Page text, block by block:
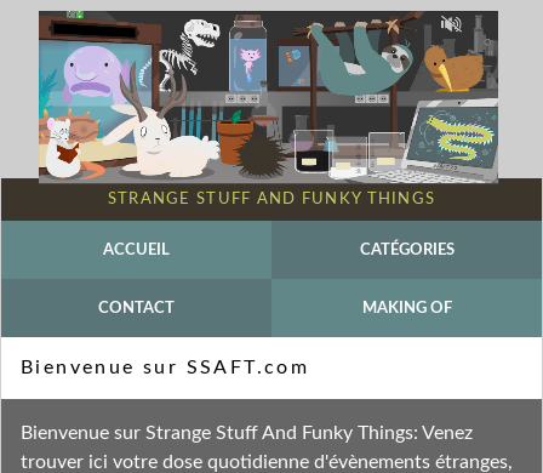
STRANGE STUFF AND FUNKY THINGS
ACCUEIL CATÉGORIES
CONTACT MAKING OF
Fil des commentaires
Bienvenue sur SSAFT.com
Bienvenue sur Strange Stuff And Funky Things: Venez
trouver ici votre dose quotidienne d'évènements étranges,